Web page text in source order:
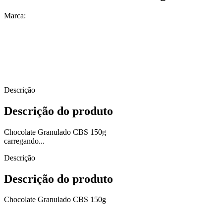
Marca:
Descrição
Descrição do produto
Chocolate Granulado CBS 150g
carregando...
Descrição
Descrição do produto
Chocolate Granulado CBS 150g